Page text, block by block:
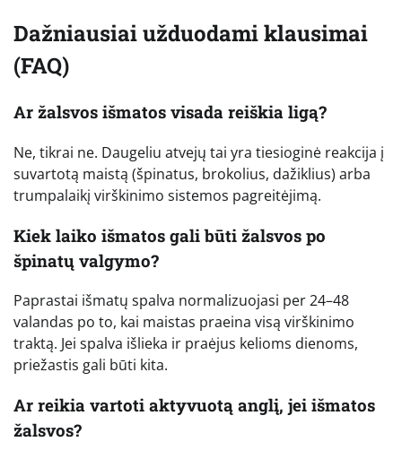
Dažniausiai užduodami klausimai
(FAQ)
Ar žalsvos išmatos visada reiškia ligą?
Ne, tikrai ne. Daugeliu atvejų tai yra tiesioginė reakcija į
suvartotą maistą (špinatus, brokolius, dažiklius) arba
trumpalaikį virškinimo sistemos pagreitėjimą.
Kiek laiko išmatos gali būti žalsvos po
špinatų valgymo?
Paprastai išmatų spalva normalizuojasi per 24–48
valandas po to, kai maistas praeina visą virškinimo
traktą. Jei spalva išlieka ir praėjus kelioms dienoms,
priežastis gali būti kita.
Ar reikia vartoti aktyvuotą anglį, jei išmatos
žalsvos?